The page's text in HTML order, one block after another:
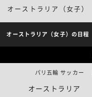
オーストラリア（女子）
オーストラリア（女子）の日程
オーストラリア
パリ五輪 サッカー